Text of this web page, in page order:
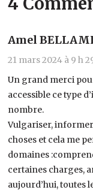
Amel
21 mars 2024 à 9 h
Un grand merci
accessible ce type
nombre.
Vulgariser,
choses et cela me
domaines
certaines charges,
aujourd’hui, toutes